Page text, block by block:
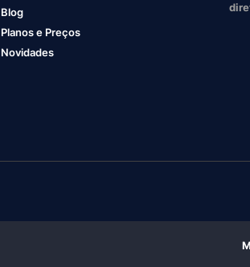
Blog
Planos e Preços
Novidades